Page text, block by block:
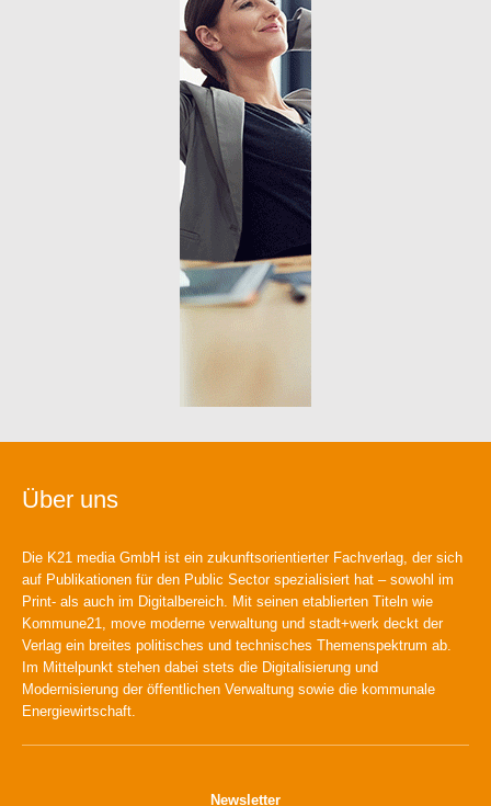
Über uns
Die K21 media GmbH ist ein zukunftsorientierter Fachverlag, der sich
auf Publikationen für den Public Sector spezialisiert hat – sowohl im
Print- als auch im Digitalbereich. Mit seinen etablierten Titeln wie
Kommune21, move moderne verwaltung und stadt+werk deckt der
Verlag ein breites politisches und technisches Themenspektrum ab.
Im Mittelpunkt stehen dabei stets die Digitalisierung und
Modernisierung der öffentlichen Verwaltung sowie die kommunale
Energiewirtschaft.
Newsletter